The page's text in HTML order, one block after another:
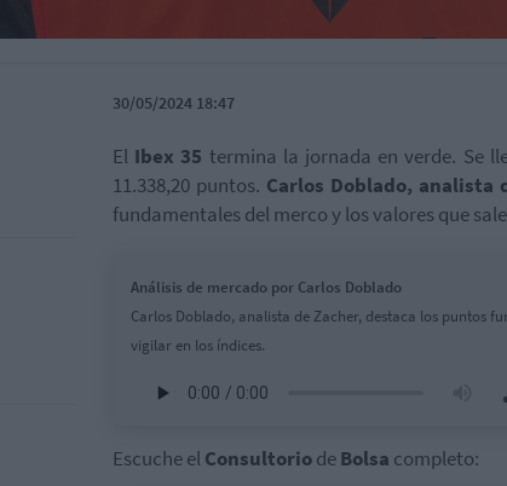
30/05/2024 18:47
El Ibex 35 termina la jornada en verde. Se
11.338,20 puntos. Carlos Doblado, analista
fundamentales del merco y los valores que
Análisis de mercado por Carlos Doblado
Carlos Doblado, analista de Zacher, destaca los puntos
vigilar en los índices.
Escuche elConsultoriodeBolsa completo: